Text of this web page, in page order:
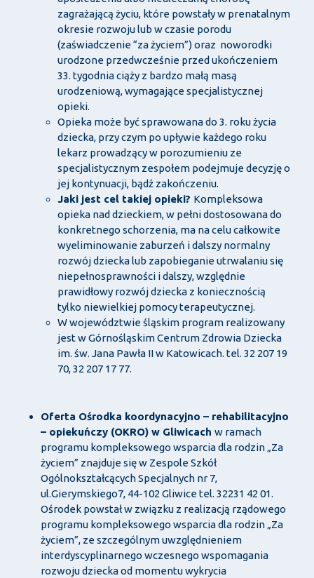
zagrażającą życiu, które powstały w prenatalnym
okresie rozwoju lub w czasie porodu
(zaświadczenie “za życiem”) oraz noworodki
urodzone przedwcześnie przed ukończeniem
33. tygodnia ciąży z bardzo małą masą
urodzeniową, wymagające specjalistycznej
opieki.
Opieka może być sprawowana do 3. roku życia
dziecka, przy czym po upływie każdego roku
lekarz prowadzący w porozumieniu ze
specjalistycznym zespołem podejmuje decyzję o
jej kontynuacji, bądź zakończeniu.
Jaki jest cel takiej opieki? Kompleksowa
opieka nad dzieckiem, w pełni dostosowana do
konkretnego schorzenia, ma na celu całkowite
wyeliminowanie zaburzeń i dalszy normalny
rozwój dziecka lub zapobieganie utrwalaniu się
niepełnosprawności i dalszy, względnie
prawidłowy rozwój dziecka z koniecznością
tylko niewielkiej pomocy terapeutycznej.
W województwie śląskim program realizowany
jest w Górnośląskim Centrum Zdrowia Dziecka
im. św. Jana Pawła II w Katowicach. tel. 32 207 19
70, 32 207 17 77.
Oferta Ośrodka koordynacyjno – rehabilitacyjno
– opiekuńczy (OKRO) w Gliwicach w ramach
programu kompleksowego wsparcia dla rodzin „Za
życiem” znajduje się w Zespole Szkół
Ogólnokształcących Specjalnych nr 7,
ul.Gierymskiego7, 44-102 Gliwice tel. 32231 42 01.
Ośrodek powstał w związku z realizacją rządowego
programu kompleksowego wsparcia dla rodzin „Za
życiem”, ze szczególnym uwzględnieniem
interdyscyplinarnego wczesnego wspomagania
rozwoju dziecka od momentu wykrycia